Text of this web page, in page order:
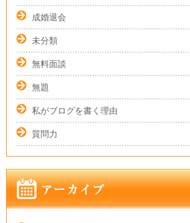
成婚退会
未分類
無料面談
無題
私がブログを書く理由
質問力